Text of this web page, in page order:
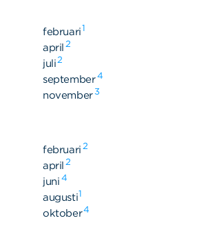
februari1
april 2
juli2
september4
november3
februari 2
april 2
juni 4
augusti1
oktober4